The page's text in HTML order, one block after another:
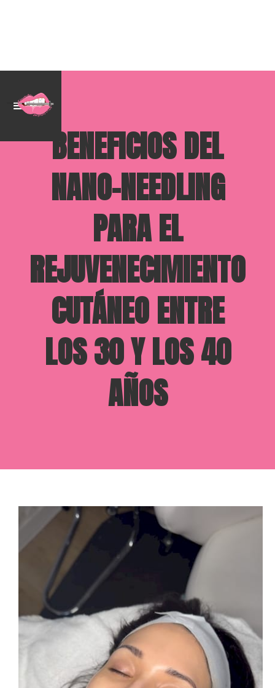
BENEFICIOS DEL
NANO-NEEDLING
PARA EL
REJUVENECIMIENTO
CUTÁNEO ENTRE
LOS 30 Y LOS 40
AÑOS